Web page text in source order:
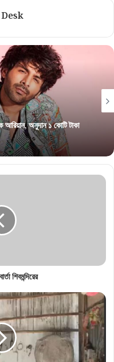
আরিয়ান, অনুদান ১ কোটি টাকা
শিবমন্দিরের